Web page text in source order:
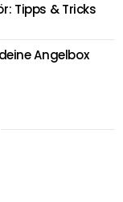
Tipps & Tricks
Angelbox